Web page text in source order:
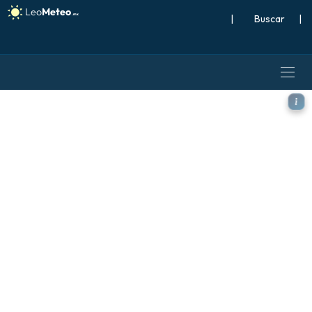
| |
GFS modelo - España,